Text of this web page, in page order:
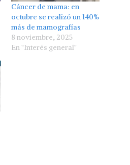
Cáncer de mama: en
octubre se realizó un 140%
más de mamografías
8 noviembre, 2025
En "Interés general"